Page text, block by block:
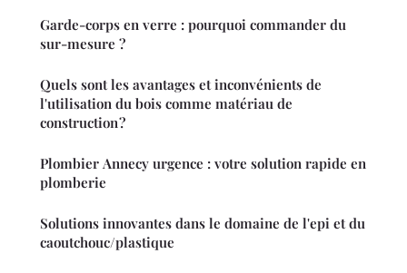
Garde-corps en verre : pourquoi commander du
sur-mesure ?
Quels sont les avantages et inconvénients de
l'utilisation du bois comme matériau de
construction ?
Plombier Annecy urgence : votre solution rapide en
plomberie
Solutions innovantes dans le domaine de l'epi et du
caoutchouc/plastique